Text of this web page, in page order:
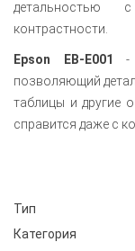
детальностью
контрастности.
Epson EB-E001
-
позволяющий
таблицы и другие
справится даже с
Тип
Категория